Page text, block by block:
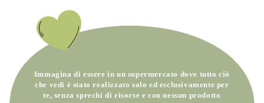
impronta ecologica.
Immagina di essere in un supermercato